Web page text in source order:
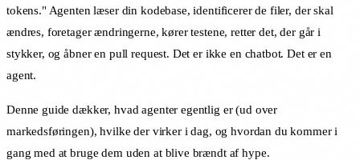
tokens." Agenten læser din kodebase, identificerer de filer, der skal
ændres, foretager ændringerne, kører testene, retter det, der går i
stykker, og åbner en pull request. Det er ikke en chatbot. Det er en
agent.
Denne guide dækker, hvad agenter egentlig er (ud over
markedsføringen), hvilke der virker i dag, og hvordan du kommer i
gang med at bruge dem uden at blive brændt af hype.